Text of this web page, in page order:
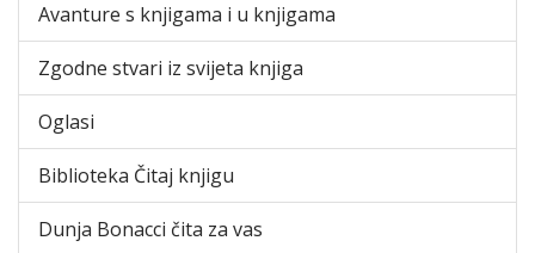
Avanture s knjigama i u knjigama
Zgodne stvari iz svijeta knjiga
Oglasi
Biblioteka Čitaj knjigu
Dunja Bonacci čita za vas